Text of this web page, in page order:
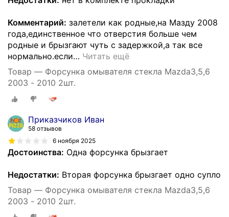
Комментарий: залетели как родные,на Мазду 2008
года,единственное что отверстия больше чем
родные и брызгают чуть с задержкой,а так все
нормально.если… Читать ещё
Товар — Форсунка омывателя стекла Mazda3,5,6
2003 - 2010 2шт.
Приказчиков Иван
58 отзывов
6 ноября 2025
Достоинства: Одна форсунка брызгает
Недостатки: Вторая форсунка брызгает одно супло
Товар — Форсунка омывателя стекла Mazda3,5,6
2003 - 2010 2шт.